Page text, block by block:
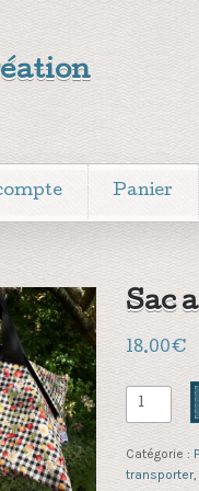
Panier
Sac
18.00€
quantité
de
Sac
a
Catégorie :
transporter,